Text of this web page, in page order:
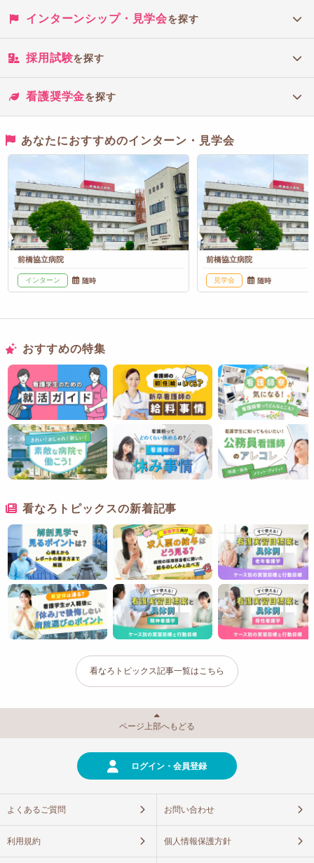
インターンシップ・見学会を探す
採用試験を探す
看護奨学金を探す
あなたにおすすめのインターン・見学会
前橋協立病院
インターン 随時
前橋協立病院
見学会 随時
おすすめの特集
看なろトピックスの新着記事
看なろトピックス記事一覧はこちら
ページ上部へもどる
ログイン・会員登録
よくあるご質問 お問い合わせ
利用規約 個人情報保護方針